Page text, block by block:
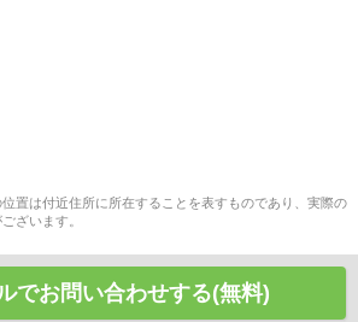
置は付近住所に所在することを表すものであり、実際の
ざいます。
でお問い合わせする(無料)